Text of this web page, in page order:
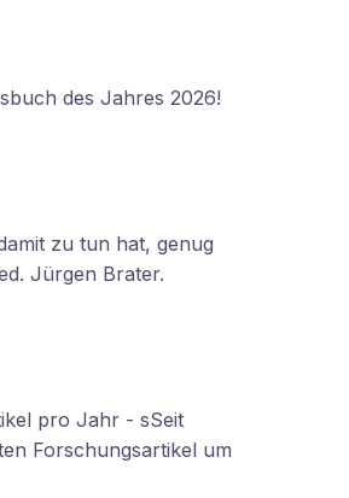
des Jahres 2026!
zu tun hat, genug
Jürgen Brater.
pro Jahr - sSeit
Forschungsartikel um